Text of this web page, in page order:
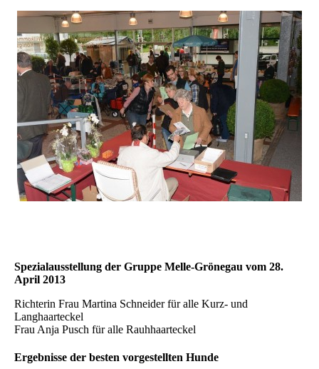
Spezialausstellung der Gruppe Melle-Grönegau vom 28.
April 2013
Richterin Frau Martina Schneider für alle Kurz- und
Langhaarteckel
Frau Anja Pusch für alle Rauhhaarteckel
Ergebnisse der besten vorgestellten Hunde